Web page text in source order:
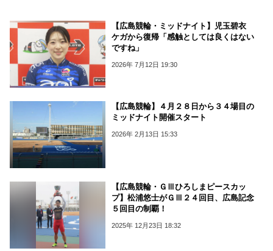
【広島競輪・ミッドナイト】児玉碧衣
ケガから復帰「感触としては良くはない
ですね」
2026年 7月12日 19:30
【広島競輪】４月２８日から３４場目の
ミッドナイト開催スタート
2026年 2月13日 15:33
【広島競輪・ＧⅢひろしまピースカッ
プ】松浦悠士がＧⅢ２４回目、広島記念
５回目の制覇！
2025年 12月23日 18:32